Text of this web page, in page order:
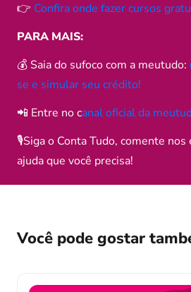
👉 Confira onde fazer cursos
PARA MAIS:
💰 Saia do sufoco com a meutudo:
se e simular seu crédito!
📲 Entre no canal oficial da
🎙️Siga o Conta Tudo, comente nos
ajuda que você precisa!
Você pode gostar